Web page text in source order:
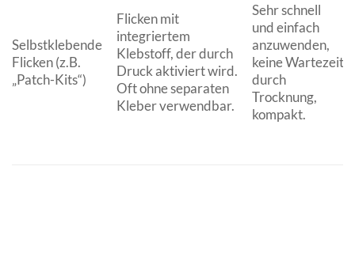
Selbstklebende
Flicken (z.B.
„Patch-Kits“)
Flicken mit
integriertem
Klebstoff, der durch
Druck aktiviert wird.
Oft ohne separaten
Kleber verwendbar.
Sehr schnell
und einfach
anzuwenden,
keine Wartezeit
durch
Trocknung,
kompakt.